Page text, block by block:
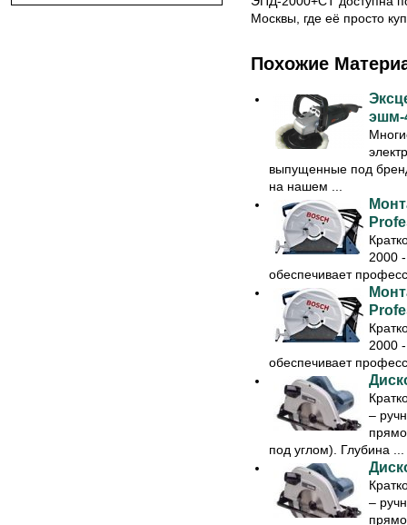
Москвы, где её просто
Похожие
эшм-
выпущенные под
на нашем ...
2000
обеспечивает
2000
обеспечивает
–
под углом). Глубина ...
–